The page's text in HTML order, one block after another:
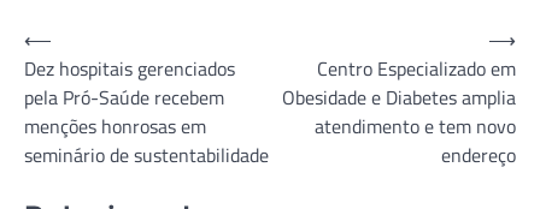
Navegação
de
Post
⟵
Dez hospitais gerenciados
pela Pró-Saúde recebem
menções honrosas em
seminário de sustentabilidade
Centro Especializado em
Obesidade e Diabetes amplia
atendimento e tem novo
endereço
⟶